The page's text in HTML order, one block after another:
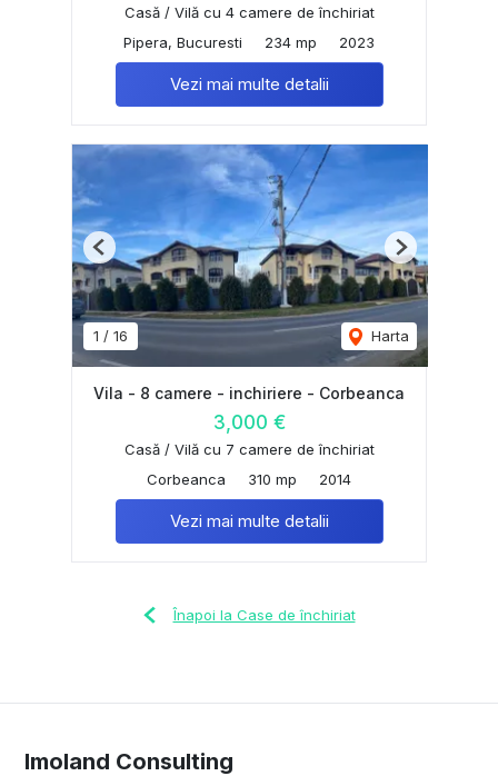
Casă / Vilă cu 4 camere de închiriat
Pipera, Bucuresti
234 mp 2023
Vezi mai multe detalii
1 / 16 Harta
Previous Next
Vila - 8 camere - inchiriere - Corbeanca
3,000 €
Casă / Vilă cu 7 camere de închiriat
Corbeanca
310 mp 2014
Vezi mai multe detalii
Înapoi la Case de închiriat
Imoland Consulting